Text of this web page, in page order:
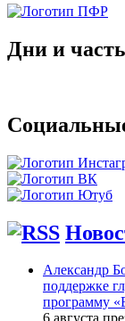
Дни и
Александр
поддержке
программу